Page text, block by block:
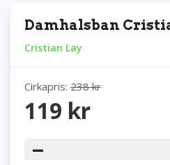
Damhalsban
Cristian Lay
Cirkapris: 238 kr
119 kr
−